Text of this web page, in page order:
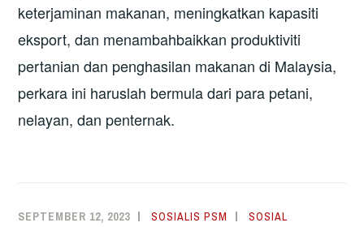
keterjaminan makanan, meningkatkan kapasiti
eksport, dan menambahbaikkan produktiviti
pertanian dan penghasilan makanan di Malaysia,
perkara ini haruslah bermula dari para petani,
nelayan, dan penternak.
SEPTEMBER 12, 2023 SOSIALIS PSM SOSIAL